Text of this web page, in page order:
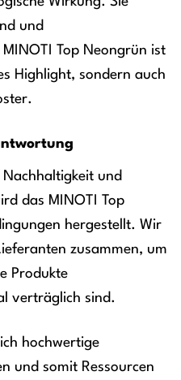
und
Top Neongrün ist
Highlight, sondern auch
und
das MINOTI Top
hergestellt. Wir
zusammen, um
Produkte
verträglich sind.
hochwertige
und somit Ressourcen